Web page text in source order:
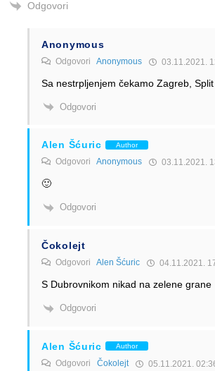
Odgovori
Anonymous
Odgovori Anonymous 03.11.2021.
Sa nestrpljenjem čekamo Zagreb,
Odgovori
Alen Šćuric Author
Odgovori Anonymous 03.11.2021.
🙂
Odgovori
Čokolejt
Odgovori Alen Šćuric 04.11.2021.
S Dubrovnikom nikad na zelene grane
Odgovori
Alen Šćuric Author
Odgovori Čokolejt 05.11.2021.